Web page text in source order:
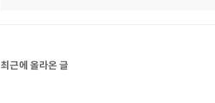
최근에 올라온 글